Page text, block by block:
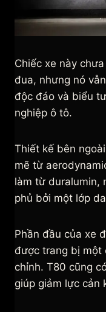
Chiếc xe này
đua, nhưng nó
độc đáo và biểu
nghiệp ô tô.
Thiết kế bên
mẽ từ
làm từ duralumin,
phủ bởi một lớp
Phần đầu của xe
được trang bị một
chỉnh. T80 cũng
giúp giảm lực cản